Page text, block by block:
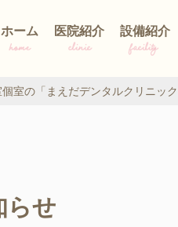
ホーム
home
医院紹介
clinic
設備紹介
facility
室の「まえだデンタルクリニック
らせ